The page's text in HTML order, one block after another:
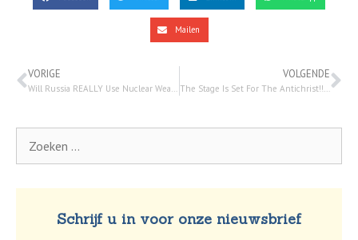
Mailen
VORIGE
Will Russia REALLY Use Nuclear Weapons in Ukraine? Why Putin is NOT Bluffing | Watchman Newscast – 29 september 2022
VOLGENDE
The Stage Is Set For The Antichrist!!! 3 oktober -Watchman on the wall 88
Schrijf u in voor onze nieuwsbrief